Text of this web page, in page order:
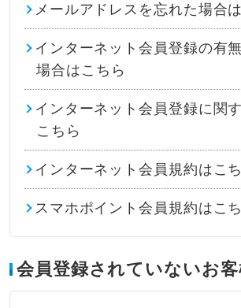
メールアドレスを忘れた場合
インターネット会員登録の有
場合はこちら
インターネット会員登録に関
こちら
インターネット会員規約はこ
スマホポイント会員規約はこ
会員登録されていないお